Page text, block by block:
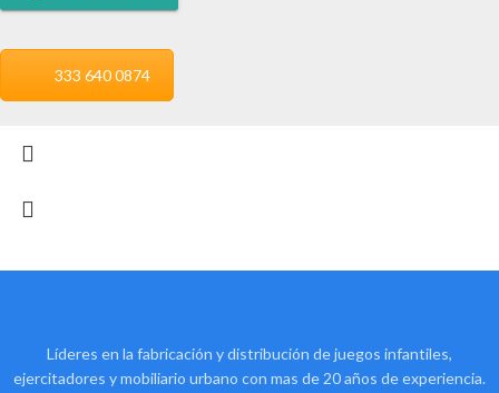
333 640 0874
Líderes en la fabricación y distribución de juegos infantiles,
ejercitadores y mobiliario urbano con mas de 20 años de experiencia.